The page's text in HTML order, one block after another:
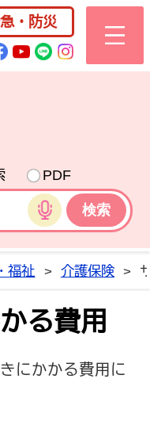
桜川市公式ホー
・防災
川市公式Twitter
桜川市公式
桜川市公式
桜川市公式
PDF
音声検索
福祉 > 介護保険 >
る費用
にかかる費用に